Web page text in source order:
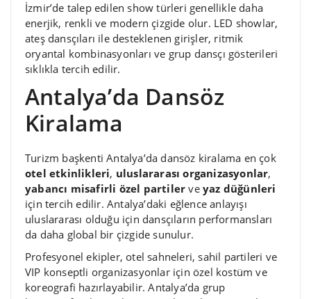
İzmir’de talep edilen show türleri genellikle daha
enerjik, renkli ve modern çizgide olur. LED showlar,
ateş dansçıları ile desteklenen girişler, ritmik
oryantal kombinasyonları ve grup dansçı gösterileri
sıklıkla tercih edilir.
Antalya’da Dansöz
Kiralama
Turizm başkenti Antalya’da dansöz kiralama en çok
otel etkinlikleri, uluslararası organizasyonlar,
yabancı misafirli özel partiler veyaz düğünleri
için tercih edilir. Antalya’daki eğlence anlayışı
uluslararası olduğu için dansçıların performansları
da daha global bir çizgide sunulur.
Profesyonel ekipler, otel sahneleri, sahil partileri ve
VIP konseptli organizasyonlar için özel kostüm ve
koreografi hazırlayabilir. Antalya’da grup